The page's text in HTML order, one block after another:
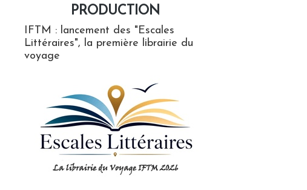
PRODUCTION
IFTM : lancement des "Escales
Littéraires", la première librairie du
voyage